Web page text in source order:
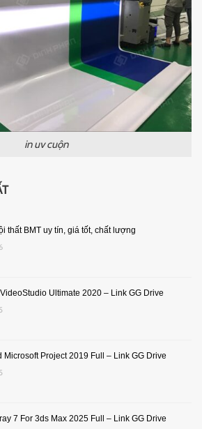
in uv cuộn
thất BMT uy tín, giá tốt, chất lượng
Ultimate 2020 – Link GG Drive
Microsoft Project 2019 Full – Link GG Drive
7 For 3ds Max 2025 Full – Link GG Drive